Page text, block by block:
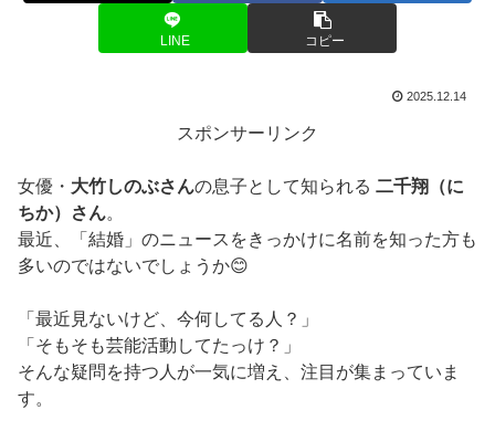
LINE コピー
2025.12.14
スポンサーリンク
女優・ 大竹しのぶさんの息子として知られる 二千翔（に
ちか）さん。
最近、「結婚」のニュースをきっかけに名前を知った方も
多いのではないでしょうか😊
「最近見ないけど、今何してる人？」
「そもそも芸能活動してたっけ？」
そんな疑問を持つ人が一気に増え、注目が集まっていま
す。